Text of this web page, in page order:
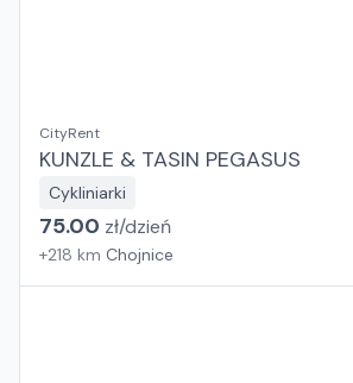
CityRent
KUNZLE & TASIN PEGASUS
Cykliniarki
75.00 zł/dzień
+218 km Chojnice